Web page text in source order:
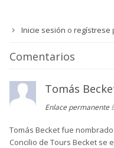
Inicie sesión o regístrese
Comentarios
Tomás
Enlace permanente
Tomás Becket fue
Concilio de Tours Becket